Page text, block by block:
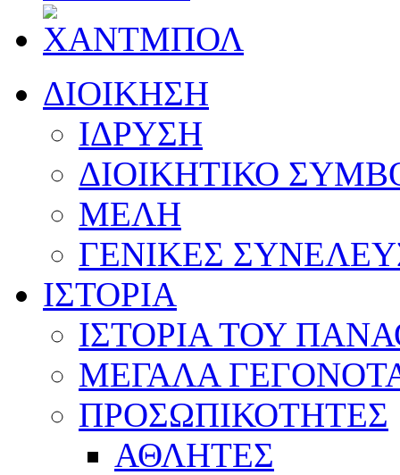
ΔΙΟΙΚΗΣΗ
ΙΔΡΥΣΗ
ΔΙΟΙΚΗΤΙΚΟ
ΜΕΛΗ
ΓΕΝΙΚΕΣ
ΙΣΤΟΡΙΑ
ΙΣΤΟΡΙΑ ΤΟΥ
ΜΕΓΑΛΑ
ΠΡΟΣΩΠΙΚΟΤΗΤΕΣ
ΑΘΛΗΤΕΣ